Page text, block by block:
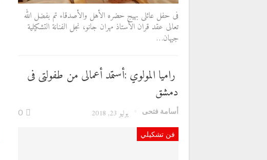
فى حفل عائلى بهيج حضره الأهل والأصدقاء تم بفضل الله
تعالى عقد قران الأستاذ مهران جانو، نجل الفنانة التشكيلية
جيهان…
راميا المولوي :أستمد أعمالى من طفولتى فى
دمشق
أسامة فتحى يوليو 23, 2018 0
فن تشكيلي